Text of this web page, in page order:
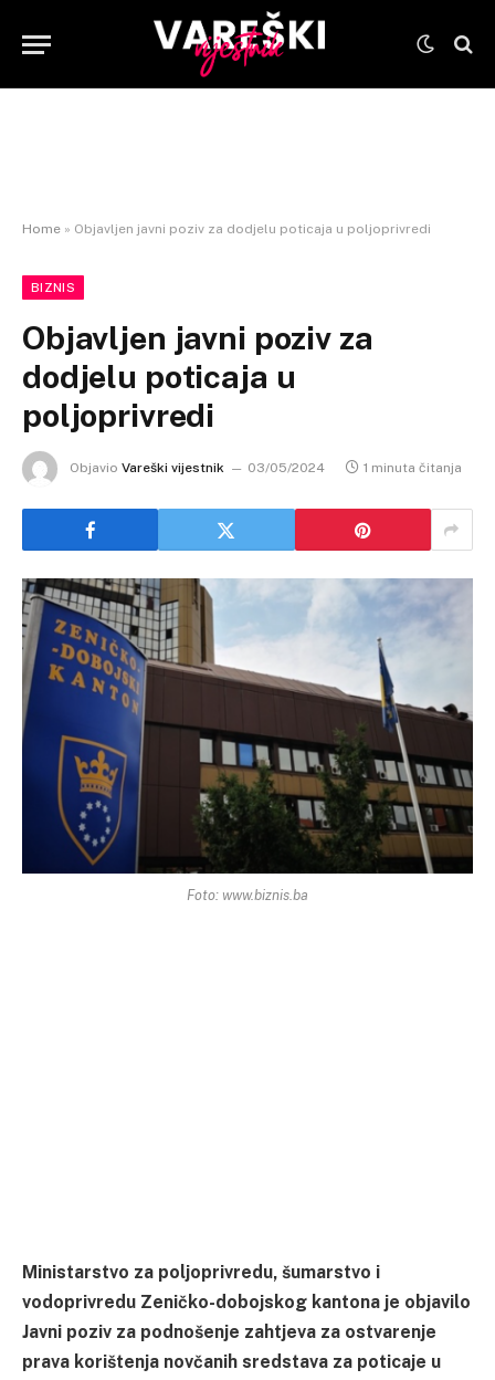
Home » Objavljen javni poziv za dodjelu poticaja u poljoprivredi
BIZNIS
Objavljen javni poziv za
dodjelu poticaja u
poljoprivredi
Objavio Vareški vijestnik 03/05/2024 1 minuta čitanja
Foto: www.biznis.ba
Ministarstvo za poljoprivredu, šumarstvo i
vodoprivredu Zeničko-dobojskog kantona je objavilo
Javni poziv za podnošenje zahtjeva za ostvarenje
prava korištenja novčanih sredstava za poticaje u